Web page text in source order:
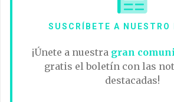
SUSCRÍBETE A NUESTRO
¡Únete a nuestra gran
gratis el boletín con las
destacadas!